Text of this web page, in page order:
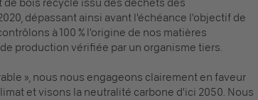
bois recyclé issu des déchets des
dépassant ainsi avant l'échéance l'objectif de
à 100 % l'origine de nos matières
production vérifiée par un organisme tiers.
», nous nous engageons clairement en faveur
et visons la neutralité carbone d'ici 2050. Nous